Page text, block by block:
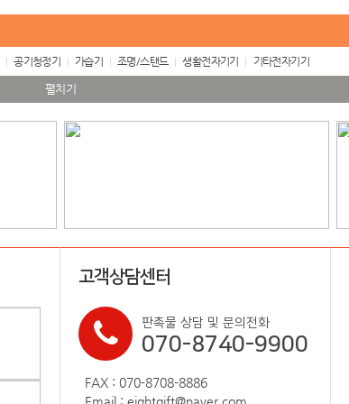
공기청정기 가습기 조명/스탠드 생활전자기기 기타전자기기
펼치기
고객상담센터
판촉물 상담 및 문의전화
070-8740-9900
FAX : 070-8708-8886